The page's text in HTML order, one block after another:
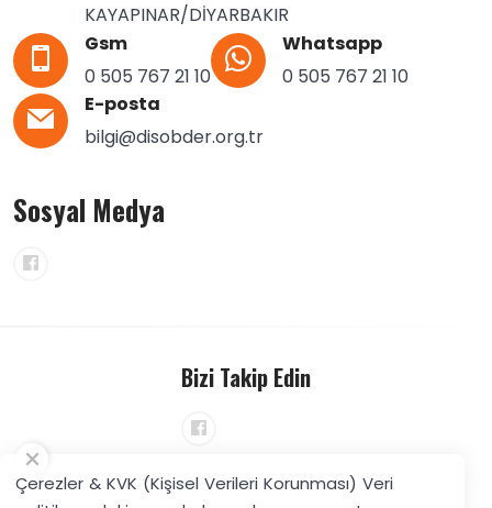
Çerezler & KVK (Kişisel Verileri Korunması) Veri
KAYAPINAR/DİYARBAKIR
Gsm
0 505 767 21 10
Whatsapp
0 505 767 21 10
E-posta
bilgi@disobder.org.tr
Sosyal Medya
Bizi Takip Edin